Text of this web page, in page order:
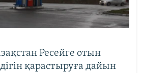
Ресейге отын
қарастыруға дайын